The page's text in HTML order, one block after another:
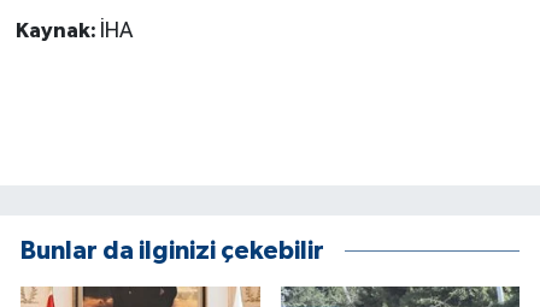
Kaynak: İHA
Bunlar da ilginizi çekebilir